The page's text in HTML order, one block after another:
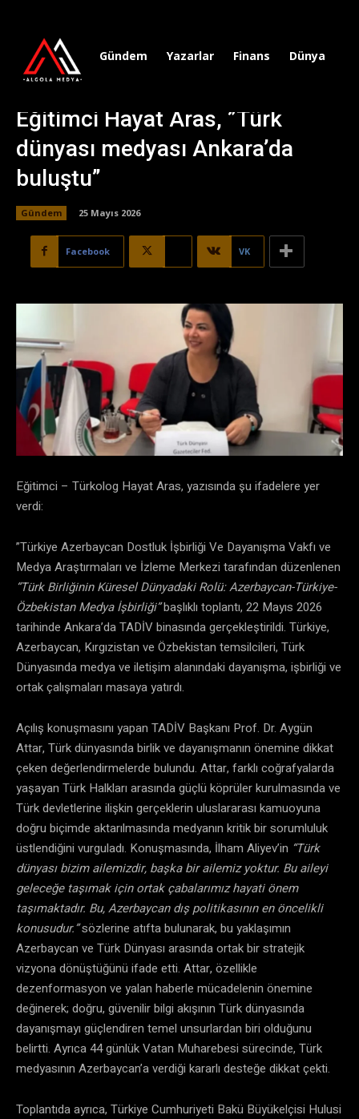
Gündem Yazarlar Finans Dünya
Eğitimci Hayat Aras, ”Türk
dünyası medyası Ankara’da
buluştu”
Gündem 25 Mayıs 2026
Facebook VK
Eğitimci – Türkolog Hayat Aras, yazısında şu ifadelere yer
verdi:
”Türkiye Azerbaycan Dostluk İşbirliği Ve Dayanışma Vakfı ve
Medya Araştırmaları ve İzleme Merkezi tarafından düzenlenen
“Türk Birliğinin Küresel Dünyadaki Rolü: Azerbaycan-Türkiye-
Özbekistan Medya İşbirliği”başlıklı toplantı, 22 Mayıs 2026
tarihinde Ankara’da TADİV binasında gerçekleştirildi. Türkiye,
Azerbaycan, Kırgızistan ve Özbekistan temsilcileri, Türk
Dünyasında medya ve iletişim alanındaki dayanışma, işbirliği ve
ortak çalışmaları masaya yatırdı.
Açılış konuşmasını yapan TADİV Başkanı Prof. Dr. Aygün
Attar, Türk dünyasında birlik ve dayanışmanın önemine dikkat
çeken değerlendirmelerde bulundu. Attar, farklı coğrafyalarda
yaşayan Türk Halkları arasında güçlü köprüler kurulmasında ve
Türk devletlerine ilişkin gerçeklerin uluslararası kamuoyuna
doğru biçimde aktarılmasında medyanın kritik bir sorumluluk
üstlendiğini vurguladı. Konuşmasında, İlham Aliyev’in “Türk
dünyası bizim ailemizdir, başka bir ailemiz yoktur. Bu aileyi
geleceğe taşımak için ortak çabalarımız hayati önem
taşımaktadır. Bu, Azerbaycan dış politikasının en öncelikli
konusudur.”sözlerine atıfta bulunarak, bu yaklaşımın
Azerbaycan ve Türk Dünyası arasında ortak bir stratejik
vizyona dönüştüğünü ifade etti. Attar, özellikle
dezenformasyon ve yalan haberle mücadelenin önemine
değinerek; doğru, güvenilir bilgi akışının Türk dünyasında
dayanışmayı güçlendiren temel unsurlardan biri olduğunu
belirtti. Ayrıca 44 günlük Vatan Muharebesi sürecinde, Türk
medyasının Azerbaycan’a verdiği kararlı desteğe dikkat çekti.
Toplantıda ayrıca, Türkiye Cumhuriyeti Bakü Büyükelçisi Hulusi